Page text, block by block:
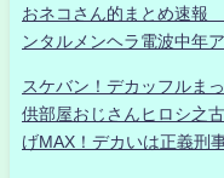
おネコさん的まとめ速報
ンタルメンヘラ電波中年
スケバン！デカッフルま
供部屋おじさんヒロシ之
げMAX！デカいは正義刑